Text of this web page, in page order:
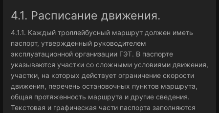
4.1. Расписание движения.
4.1.1. Каждый троллейбусный маршрут должен иметь
паспорт, утвержденный руководителем
эксплуатационной организации ГЭТ. В паспорте
указываются участки со сложными условиями движения,
участки, на которых действует ограничение скорости
движения, перечень остановочных пунктов маршрута,
общая протяженность маршрута и другие сведения.
Текстовая и графическая части паспорта заполняются